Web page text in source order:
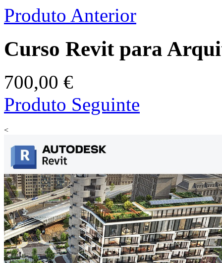
Produto Anterior
Curso Revit para
700,00 €
Produto Seguinte
<